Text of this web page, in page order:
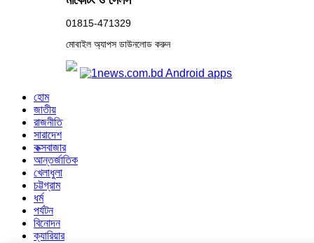
01815-471329
মোবাইল অ্যাপস ডাউনলোড করুন
হোম
জাতীয়
রাজনীতি
সারাদেশ
কক্সবাজার
আন্তর্জাতিক
খেলাধুলা
চট্টগ্রাম
ধর্ম
পর্যটন
বিনোদন
ক্যারিয়ার